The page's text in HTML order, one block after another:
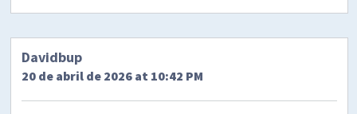
Davidbup
20 de abril de 2026 at 10:42 PM